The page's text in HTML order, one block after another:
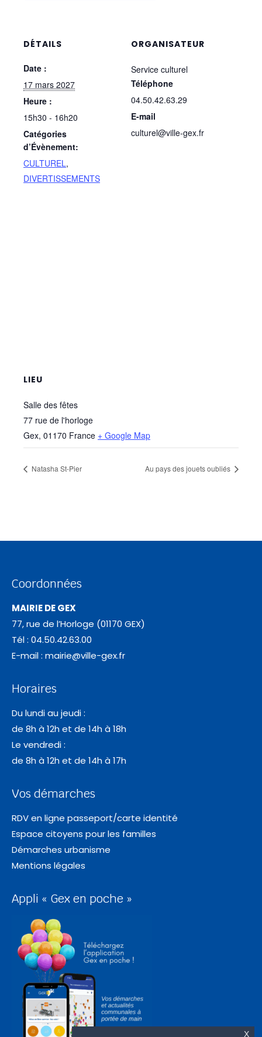
DÉTAILS
Date :
17 mars 2027
Heure :
15h30 - 16h20
Catégories
d’Évènement:
CULTUREL,
DIVERTISSEMENTS
ORGANISATEUR
Service culturel
Téléphone
04.50.42.63.29
E-mail
culturel@ville-gex.fr
LIEU
Salle des fêtes
77 rue de l'horloge
Gex, 01170 France + Google Map
Natasha St-Pier Au pays des jouets oubliés
Coordonnées
MAIRIE DE GEX
77, rue de l’Horloge (01170 GEX)
Tél : 04.50.42.63.00
E-mail : mairie@ville-gex.fr
Horaires
Du lundi au jeudi :
de 8h à 12h et de 14h à 18h
Le vendredi :
de 8h à 12h et de 14h à 17h
Vos démarches
RDV en ligne passeport/carte identité
Espace citoyens pour les familles
Démarches urbanisme
Mentions légales
Appli « Gex en poche »
X